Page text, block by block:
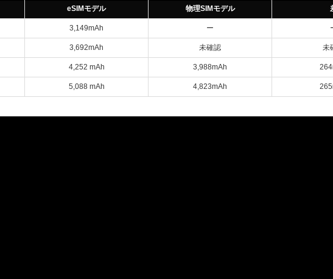
eSIMモデル 物理SIMモデル
3,149mAh ー
3,692mAh 未確認 未
4,252 mAh 3,988mAh
5,088 mAh 4,823mAh